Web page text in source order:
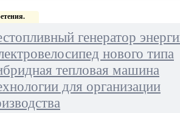
генератор
нового типа
тепловая машина
для организации